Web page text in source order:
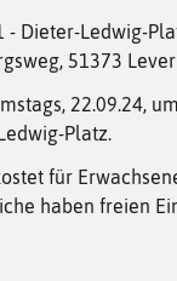
- Dieter-Ledwig-
51373
22.09.24,
Platz.
für
haben freien